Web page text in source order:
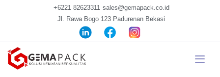
+6221 82623311 sales@gemapack.co.id
Jl. Rawa Bogo 123 Padurenan Bekasi